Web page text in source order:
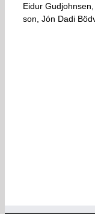
Eidur
son, Jón Dadi